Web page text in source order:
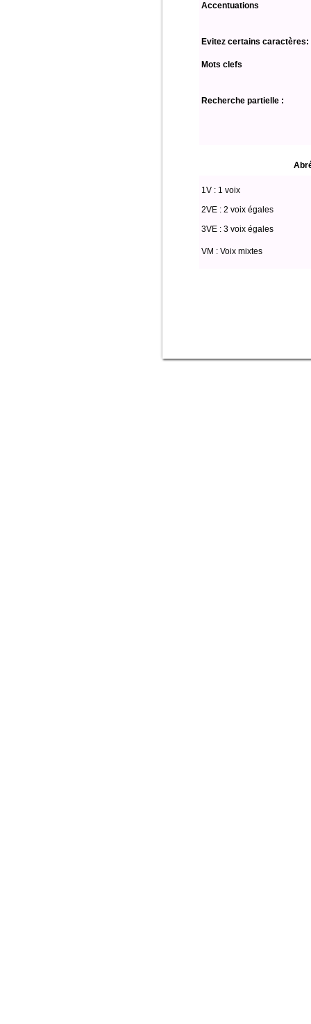
Accentuations
Evitez certains caractères:
Mots clefs
Recherche partielle :
1V : 1 voix
2VE : 2 voix égales
3VE : 3 voix égales
VM : Voix mixtes